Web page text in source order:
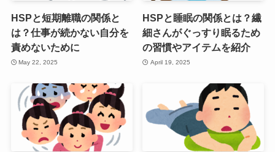
HSPと短期離職の関係と
は？仕事が続かない自分を
責めないために
May 22, 2025
HSPと睡眠の関係とは？繊
細さんがぐっすり眠るため
の習慣やアイテムを紹介
April 19, 2025